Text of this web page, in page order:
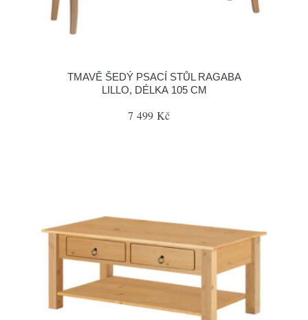
TMAVĚ ŠEDÝ PSACÍ STŮL RAGABA
LILLO, DÉLKA 105 CM
7 499 Kč